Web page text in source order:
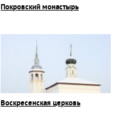
Покровский монастырь
Воскресенская церковь